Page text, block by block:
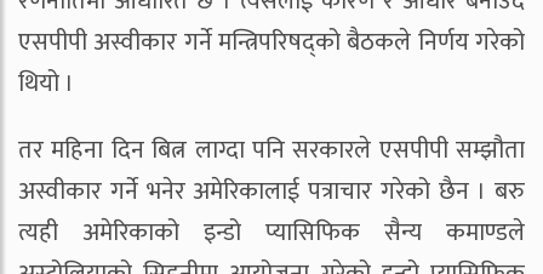
एसपीपी अस्वीकार गर्ने मन्त्रिपरिषद्को बैठकले निर्णय गरेको
थियो ।
तर महिना दिन बित्न लाग्दा पनि सरकारले एसपीपी सम्झौता
अस्वीकार गर्ने भनेर अमेरिकालाई पत्राचार गरेको छैन । बरु
त्यही अमेरिकाको इन्डो प्यासिफिक सैन्य कमाण्डले